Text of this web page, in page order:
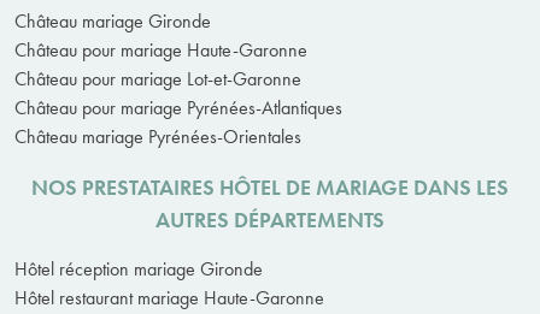
Château mariage Gironde
Château pour mariage Haute-Garonne
Château pour mariage Lot-et-Garonne
Château pour mariage Pyrénées-Atlantiques
Château mariage Pyrénées-Orientales
NOS PRESTATAIRES HÔTEL DE MARIAGE DANS LES
AUTRES DÉPARTEMENTS
Hôtel réception mariage Gironde
Hôtel restaurant mariage Haute-Garonne